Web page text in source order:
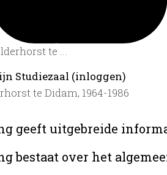
te ...
Studiezaal (inloggen)
te Didam, 1964-1986
geeft uitgebreide
bestaat over het